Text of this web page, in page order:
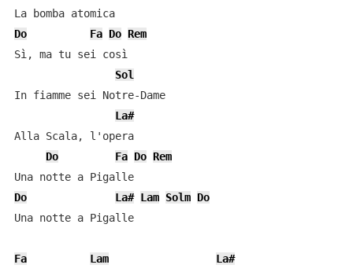
La bomba atomica
Do
Fa Do Rem
Sì, ma tu sei così
Sol
In fiamme sei Notre-Dame
La#
Alla Scala, l'opera
Do
Fa Do Rem
Una notte a Pigalle
Do
La# Lam Solm Do
Una notte a Pigalle
Fa Lam
La#